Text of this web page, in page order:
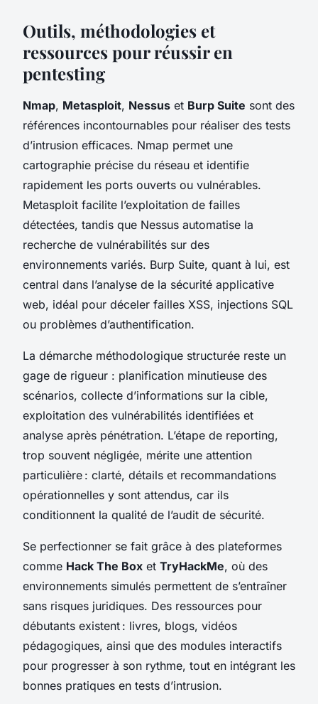
Outils, méthodologies et
ressources pour réussir en
pentesting
Nmap, Metasploit, Nessus et Burp Suite sont des
références incontournables pour réaliser des tests
d’intrusion efficaces. Nmap permet une
cartographie précise du réseau et identifie
rapidement les ports ouverts ou vulnérables.
Metasploit facilite l’exploitation de failles
détectées, tandis que Nessus automatise la
recherche de vulnérabilités sur des
environnements variés. Burp Suite, quant à lui, est
central dans l’analyse de la sécurité applicative
web, idéal pour déceler failles XSS, injections SQL
ou problèmes d’authentification.
La démarche méthodologique structurée reste un
gage de rigueur : planification minutieuse des
scénarios, collecte d’informations sur la cible,
exploitation des vulnérabilités identifiées et
analyse après pénétration. L’étape de reporting,
trop souvent négligée, mérite une attention
particulière : clarté, détails et recommandations
opérationnelles y sont attendus, car ils
conditionnent la qualité de l’audit de sécurité.
Se perfectionner se fait grâce à des plateformes
comme Hack The Box et TryHackMe, où des
environnements simulés permettent de s’entraîner
sans risques juridiques. Des ressources pour
débutants existent : livres, blogs, vidéos
pédagogiques, ainsi que des modules interactifs
pour progresser à son rythme, tout en intégrant les
bonnes pratiques en tests d’intrusion.